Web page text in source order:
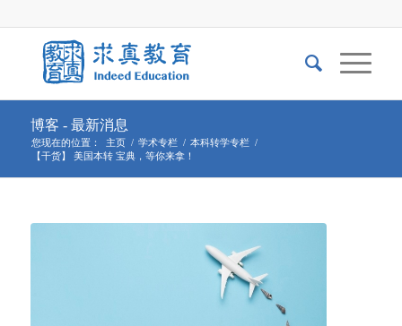
博客 - 最新消息
您现在的位置： 主页 / 学术专栏 / 本科转学专栏 /
【干货】 美国本转 宝典，等你来拿！